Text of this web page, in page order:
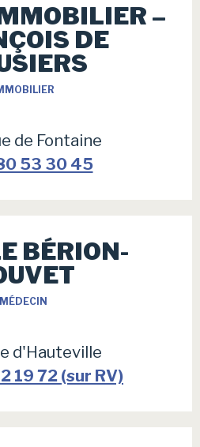
–
DE
de Fontaine
53 30 45
BÉRION-
MÉDECIN
d'Hauteville
19 72 (sur RV)